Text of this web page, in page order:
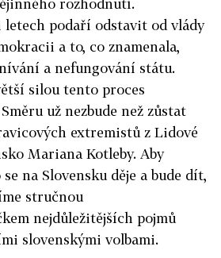
rozhodnutí.
letech podaří odstavit od vlády
a to, co znamenala,
a nefungování státu.
silou tento proces
už nezbude než zůstat
extremistů z Lidové
Mariana Kotleby. Aby
na Slovensku děje a bude dít,
stručnou
nejdůležitějších pojmů
slovenskými volbami.